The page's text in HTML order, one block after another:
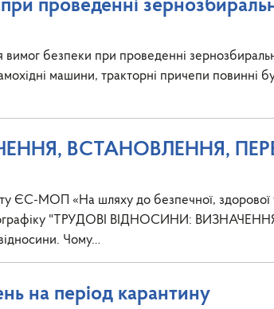
проведенні
безпеки при проведенні
машини, тракторні причепи повинні
ВСТАНОВЛЕННЯ,
ЄС-МОП «На шляху до безпечної, здорової
"ТРУДОВІ ВІДНОСИНИ:
Чому…
на період карантину